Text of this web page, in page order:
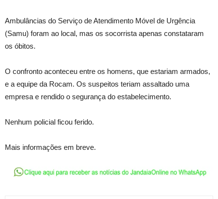
Ambulâncias do Serviço de Atendimento Móvel de Urgência
(Samu) foram ao local, mas os socorrista apenas constataram
os óbitos.
O confronto aconteceu entre os homens, que estariam armados,
e a equipe da Rocam. Os suspeitos teriam assaltado uma
empresa e rendido o segurança do estabelecimento.
Nenhum policial ficou ferido.
Mais informações em breve.